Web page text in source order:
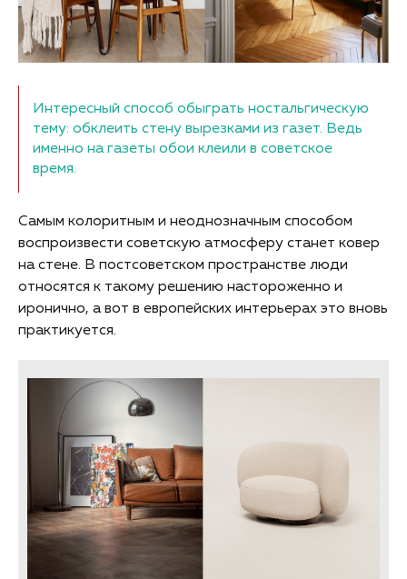
Интересный способ обыграть ностальгическую
тему: обклеить стену вырезками из газет. Ведь
именно на газеты обои клеили в советское
время.
Самым колоритным и неоднозначным способом
воспроизвести советскую атмосферу станет ковер
на стене. В постсоветском пространстве люди
относятся к такому решению настороженно и
иронично, а вот в европейских интерьерах это вновь
практикуется.